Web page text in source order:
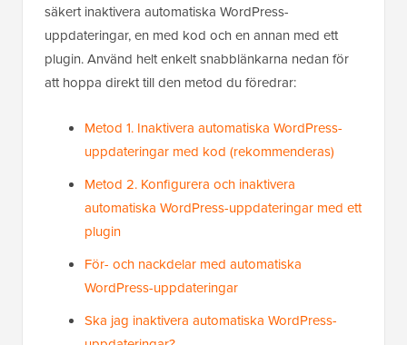
säkert inaktivera automatiska WordPress-
uppdateringar, en med kod och en annan med ett
plugin. Använd helt enkelt snabblänkarna nedan för
att hoppa direkt till den metod du föredrar:
Metod 1. Inaktivera automatiska WordPress-
uppdateringar med kod (rekommenderas)
Metod 2. Konfigurera och inaktivera
automatiska WordPress-uppdateringar med ett
plugin
För- och nackdelar med automatiska
WordPress-uppdateringar
Ska jag inaktivera automatiska WordPress-